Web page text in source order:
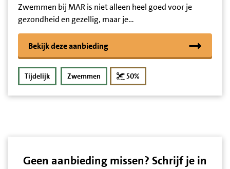
Zwemmen bij MAR is niet alleen heel goed voor je
gezondheid en gezellig, maar je…
Bekijk deze aanbieding
Tijdelijk Zwemmen 50%
Geen aanbieding missen? Schrijf je in